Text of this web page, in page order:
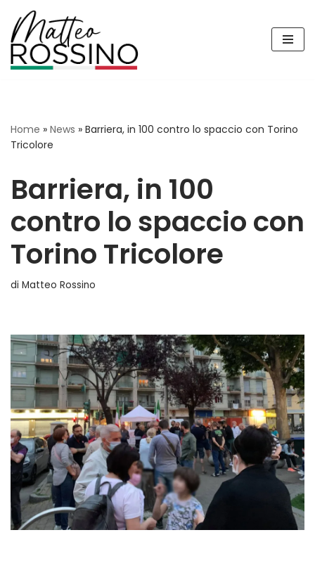
Vai
al
contenuto
Home » News » Barriera, in 100 contro lo spaccio con Torino
Tricolore
Barriera, in 100
contro lo spaccio con
Torino Tricolore
di Matteo Rossino